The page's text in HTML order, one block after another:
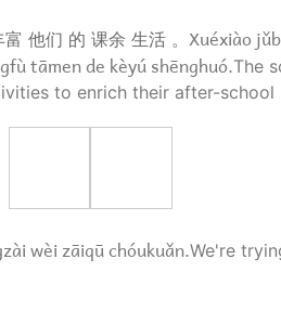
他们 的 课余 生活 。 Xuéxiào
tāmen de kèyú shēnghuó.The
to enrich their after-school
wèi zāiqū chóukuǎn.We're